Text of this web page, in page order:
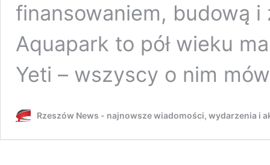
finansowaniem, budową
Aquapark to pół wieku
Yeti – wszyscy o nim
Rzeszów News - najnowsze wiadomości, wydarzenia i